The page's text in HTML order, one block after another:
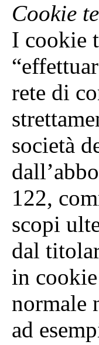
Cookie
I cookie
rete di
società
122,
scopi
dal
in
normale
ad